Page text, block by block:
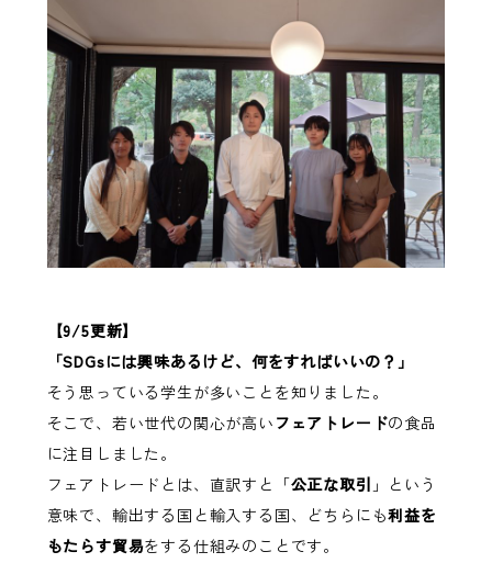
【9/5更新】
「SDGsには興味あるけど、何をすればいいの？」
そう思っている学生が多いことを知りました。
そこで、若い世代の関心が高い フェアトレードの食品
に注目しました。
フェアトレードとは、直訳すと「公正な取引 」という
意味で、輸出する国と輸入する国、どちらにも利益を
もたらす貿易をする仕組みのことです。